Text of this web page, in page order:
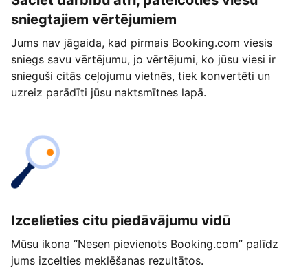
sniegtajiem vērtējumiem
Jums nav jāgaida, kad pirmais Booking.com viesis
sniegs savu vērtējumu, jo vērtējumi, ko jūsu viesi ir
snieguši citās ceļojumu vietnēs, tiek konvertēti un
uzreiz parādīti jūsu naktsmītnes lapā.
Izcelieties citu piedāvājumu vidū
Mūsu ikona “Nesen pievienots Booking.com” palīdz
jums izcelties meklēšanas rezultātos.